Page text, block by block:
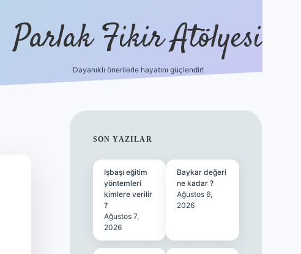
Parlak Fikir Atölyesi
Dayanıklı önerilerle hayatını güçlendir!
SIDEBAR
SON YAZILAR
Işbaşı eğitim
yöntemleri
kimlere verilir
?
Ağustos 7,
2026
Baykar değeri
ne kadar ?
Ağustos 6,
2026